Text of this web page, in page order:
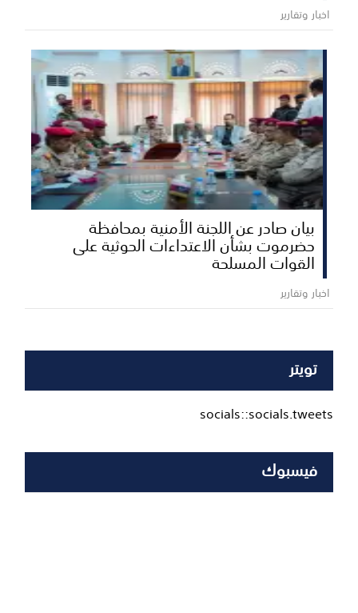
اخبار وتقارير
بيان صادر عن اللجنة الأمنية بمحافظة
حضرموت بشأن الاعتداءات الحوثية على
القوات المسلحة
اخبار وتقارير
تويتر
socials::socials.tweets
فيسبوك